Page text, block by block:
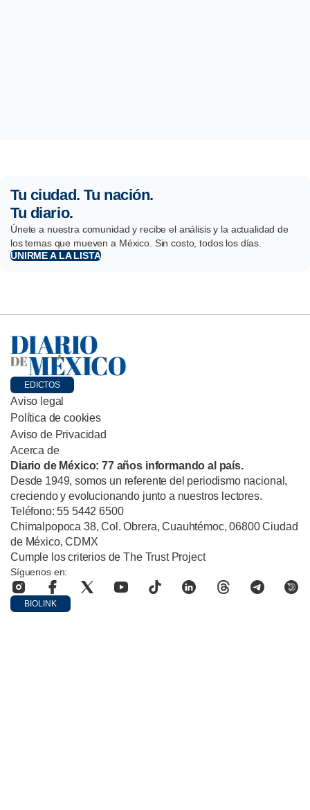
Tu ciudad. Tu nación.
Tu diario.
Únete a nuestra comunidad y recibe el análisis y la actualidad de
los temas que mueven a México. Sin costo, todos los días.
UNIRME A LA LISTA
EDICTOS
Aviso legal
Política de cookies
Aviso de Privacidad
Acerca de
Diario de México: 77 años informando al país.
Desde 1949, somos un referente del periodismo nacional,
creciendo y evolucionando junto a nuestros lectores.
Teléfono: 55 5442 6500
Chimalpopoca 38, Col. Obrera, Cuauhtémoc, 06800 Ciudad
de México, CDMX
Cumple los criterios de The Trust Project
Síguenos en:
BIOLINK